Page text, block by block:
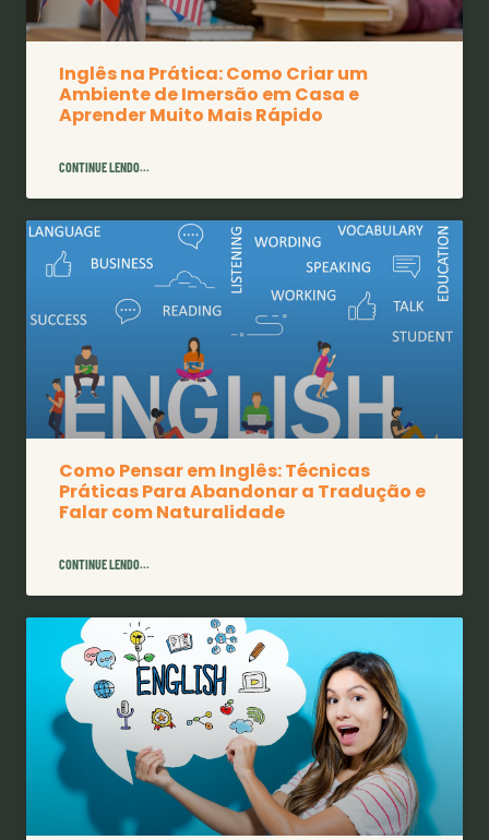
Inglês na Prática: Como Criar um
Ambiente de Imersão em Casa e
Aprender Muito Mais Rápido
CONTINUE LENDO...
Como Pensar em Inglês: Técnicas
Práticas Para Abandonar a Tradução e
Falar com Naturalidade
CONTINUE LENDO...